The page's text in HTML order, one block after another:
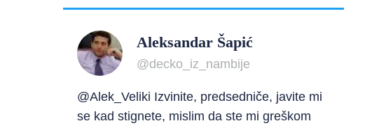
Aleksandar Šapić
@decko_iz_nambije
@Alek_Veliki Izvinite, predsedniče, javite mi
se kad stignete, mislim da ste mi greškom